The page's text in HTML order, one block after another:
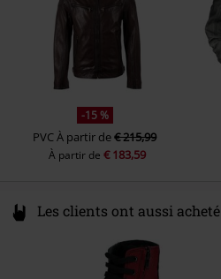
-15 %
PVCÀ partir de€ 215,99
À partir de € 183,59
Les clients ont aussi acheté